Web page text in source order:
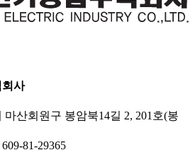
회사
마산회원구 봉암북14길 2, 201호(봉
81-29365